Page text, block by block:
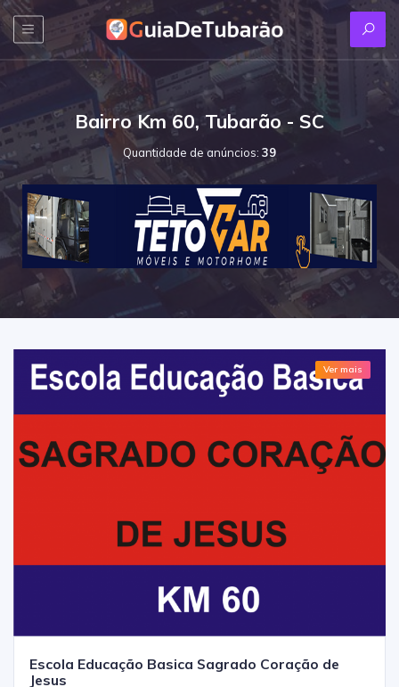
Bairro Km 60, Tubarão - SC
Quantidade de anúncios: 39
Ver mais
Escola Educação Basica Sagrado Coração de
Jesus